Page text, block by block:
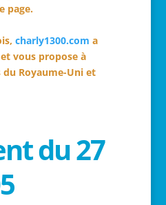
page.
charly1300.com a
vous propose à
Royaume-Uni et
du 27